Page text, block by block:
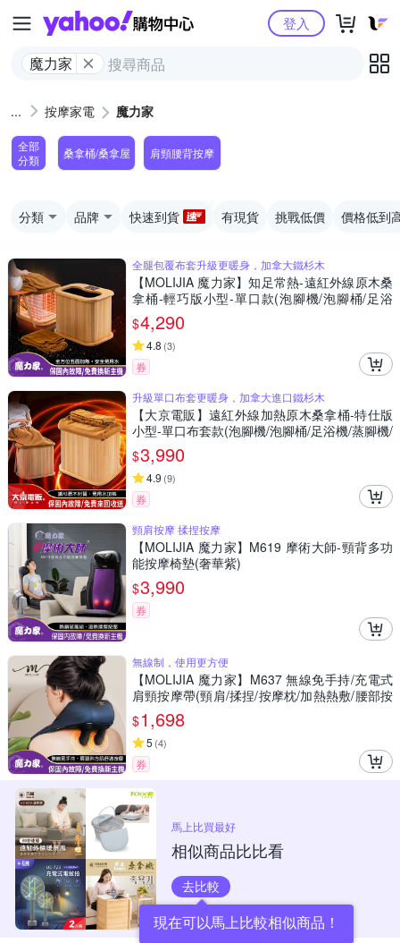
Yahoo購物中心
魔力家
登入
按摩家電 魔力家
全部
分類
桑拿桶/桑拿屋 肩頸腰背按摩
分類 品牌 快速到貨 有現貨 挑戰低價 價格低到
全腿包覆布套升級更暖身，加拿大鐵杉木
【MOLIJIA 魔力家】知足常熱-遠紅外線原木桑
拿桶-輕巧版小型-單口款(泡腳機/泡腳桶/足浴
機/蒸腳機/烘腳機/暖腳機)
$4,290
4.8 (3)
券
升級單口布套更暖身，加拿大進口鐵杉木
【大京電販】遠紅外線加熱原木桑拿桶-特仕版
小型-單口布套款(泡腳機/泡腳桶/足浴機/蒸腳機/
烘腳機/暖腳機)
$3,990
4.9 (9)
券
頸肩按摩 揉捏按摩
【MOLIJIA 魔力家】M619 摩術大師-頸背多功
能按摩椅墊(奢華紫)
$3,990
券
無線制，使用更方便
【MOLIJIA 魔力家】M637 無線免手持/充電式
肩頸按摩帶(頸肩/揉捏/按摩枕/加熱熱敷/腰部按
摩/背部按摩/腳部按摩/腹部按摩)
$1,698
5 (4)
券
馬上比買最好
相似商品比比看
去比較
現在可以馬上比較相似商品！